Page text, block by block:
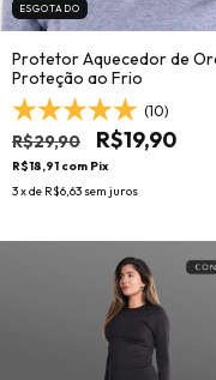
ESGOTADO
Protetor Aquecedor de
Proteção ao Frio
(10)
R$29,90 R$19,90
R$18,91 com Pix
3x de R$6,63 sem juros